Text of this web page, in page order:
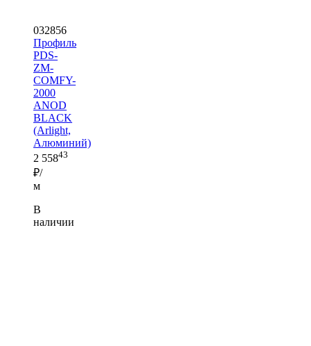
032856
Профиль
PDS-
ZM-
COMFY-
2000
ANOD
BLACK
(Arlight,
Алюминий)
2 55843
₽/
м
В
наличии